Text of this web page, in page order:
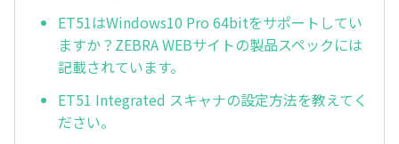
ET51はWindows10 Pro 64bitをサポートしてい
ますか？ZEBRA WEBサイトの製品スペックには
記載されています。
ET51 Integrated スキャナの設定方法を教えてく
ださい。